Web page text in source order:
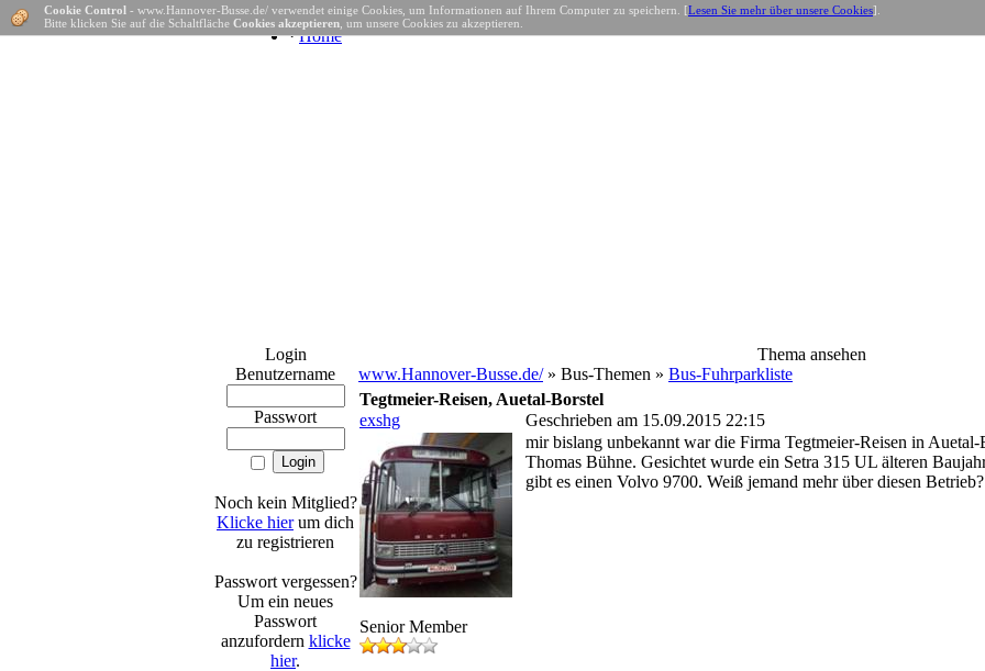
· Home
Login
Benutzername
Passwort
Noch kein Mitglied?
Klicke hierum dich
zu registrieren
Passwort vergessen?
Um ein neues
Passwort
anzufordern klicke
hier.
Cookie Control - www.Hannover-Busse.de/ verwendet einige Cookies, um Informationen auf Ihrem Computer zu speichern. [Lesen Sie mehr über unsere Cookies].
Bitte klicken Sie auf die Schaltfläche Cookies akzeptieren , um unsere Cookies zu akzeptieren.
Thema ansehen
www.Hannover-Busse.de/» Bus-Themen » Bus-Fuhrparkliste
Tegtmeier-Reisen, Auetal-Borstel
exshg
Geschrieben am 15.09.2015 22:15
Senior Member
mir bislang unbekannt war die Firma Tegtmeier-Reisen in
Thomas Bühne. Gesichtet wurde ein Setra 315 UL älteren
gibt es einen Volvo 9700. Weiß jemand mehr über diesen Betrieb?